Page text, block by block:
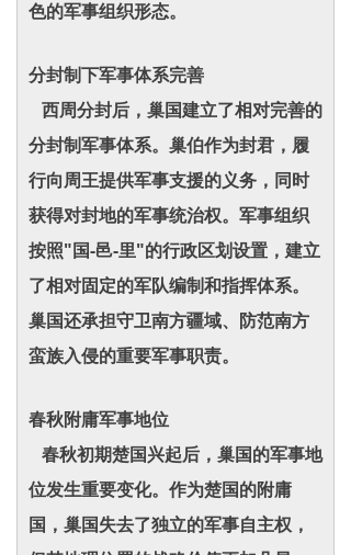
色的军事组织形态。
分封制下军事体系完善
西周分封后，巢国建立了相对完善的
分封制军事体系。巢伯作为封君，履
行向周王提供军事支援的义务，同时
获得对封地的军事统治权。军事组织
按照"国-邑-里"的行政区划设置，建立
了相对固定的军队编制和指挥体系。
巢国还承担守卫南方疆域、防范南方
蛮族入侵的重要军事职责。
春秋附庸军事地位
春秋初期楚国兴起后，巢国的军事地
位发生重要变化。作为楚国的附庸
国，巢国失去了独立的军事自主权，